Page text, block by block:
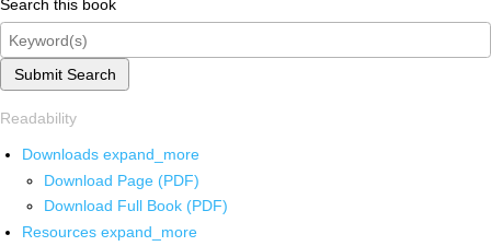
Search this book
Submit Search
Readability
Downloads expand_more
Download Page (PDF)
Download Full Book (PDF)
Resources expand_more